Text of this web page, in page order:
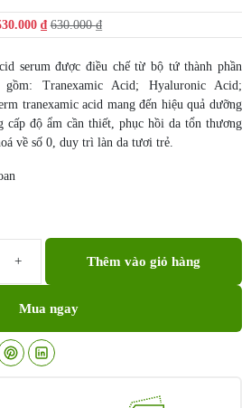
630.000₫
Giá
gốc
là:
630.000 ₫.
₫ Giá
hiện
tại
là:
serum được điều chế từ bộ tứ thành phần
Tranexamic Acid; Hyaluronic Acid;
tranexamic acid mang đến hiệu quả dưỡng
cấp độ ẩm cần thiết, phục hồi da tổn thương
về số 0, duy trì làn da tươi trẻ.
Intelderm
tranexamic
acid
serum
số
Thêm vào giỏ hàng
Mua ngay